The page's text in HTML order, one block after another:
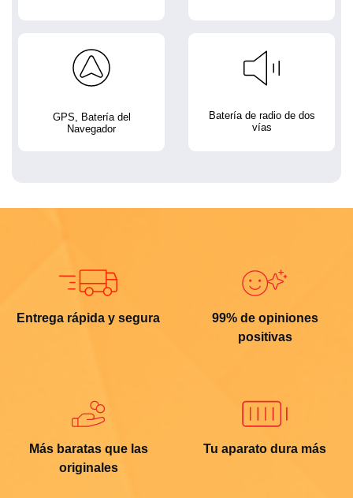
GPS, Batería del
Navegador
Batería de radio de dos
vías
Entrega rápida y segura
99% de opiniones
positivas
Más baratas que las
originales
Tu aparato dura más